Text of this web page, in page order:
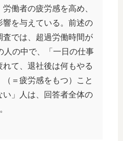
働者の疲労感を高め、
響を与えている。前述の
査では、超過労働時間が
人の中で、「一日の仕事
れて、退社後は何もやる
＝疲労感をもつ）こと
い」人は、回答者全体の